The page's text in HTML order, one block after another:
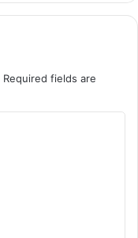
Required fields are